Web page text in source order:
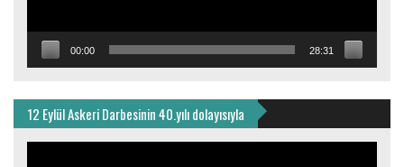
00:00 28:31
12 Eylül Askeri Darbesinin 40.yılı dolayısıyla